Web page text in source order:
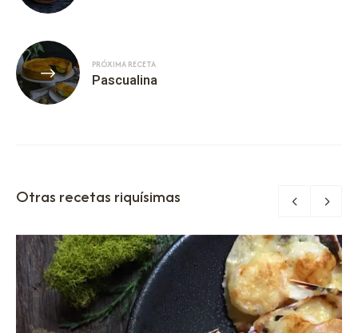
PRÓXIMA RECETA
Pascualina
Otras recetas riquísimas